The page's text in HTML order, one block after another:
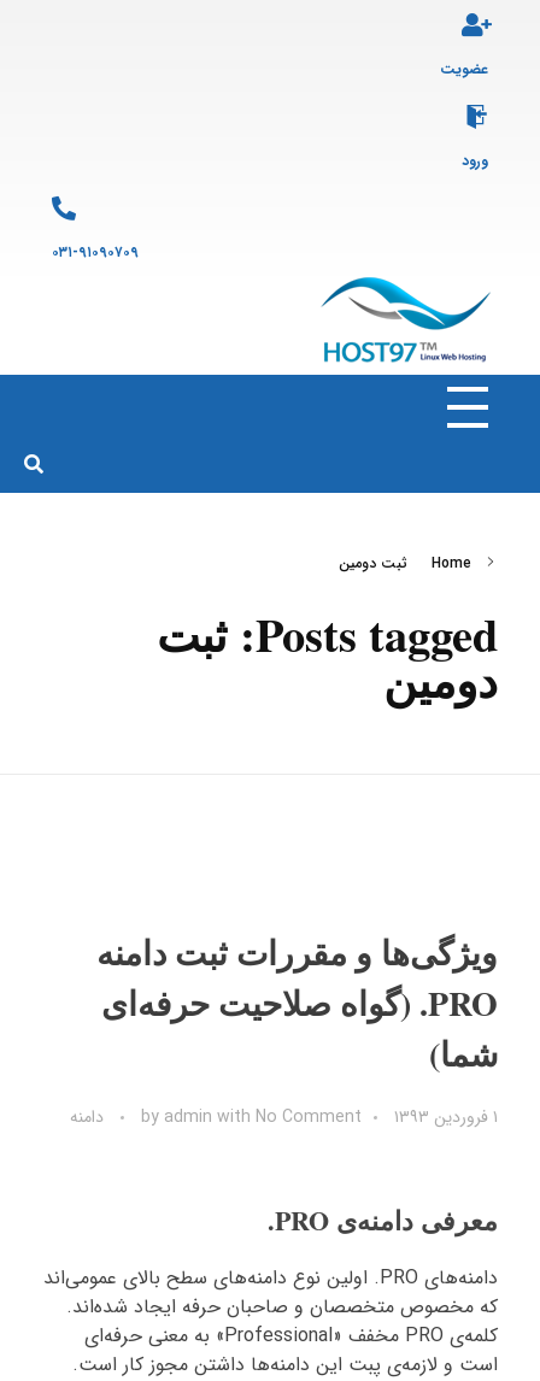
عضویت
ورود
۰۳۱-۹۱۰۹۰۷۰۹
هاست ۹۷ارائه سرویس هاست لینوکس و ثبت دامنه
Home ثبت دومین
Posts tagged: ثبت
دومین
ویژگی‌ها و مقررات ثبت دامنه
PRO. (گواه صلاحیت حرفه‌ای
شما)
۱ فروردین ۱۳۹۳ by admin with No Comment دامنه
معرفی دامنه‌ی PRO.
دامنه‌های PRO. اولین نوع دامنه‌های سطح بالای عمومی‌اند
که مخصوص متخصصان و صاحبان حرفه ایجاد شده‌اند.
کلمه‌ی PRO مخفف «Professional» به معنی حرفه‌ای
است و لازمه‌ی پبت این دامنه‌ها داشتن مجوز کار است.